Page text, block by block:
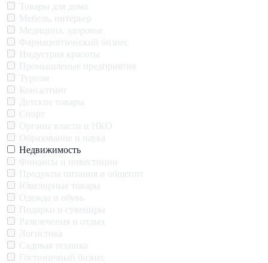
Товары для дома
Мебель, интерьер
Медицина, здоровье
Фармацевтический бизнес
Индустрия красоты
Промышленые предприятия
Туризм
Консалтинг
Детские товары
Спорт
Органы власти и НКО
Образование и наука
Недвижимость
Финансы и инвестиции
Продукты питания и общепит
Ювелирные товары
Одежда и обувь
Подарки и сувениры
Развлечения и отдых
Логистика
Садовая техника
Гостиничный бизнес